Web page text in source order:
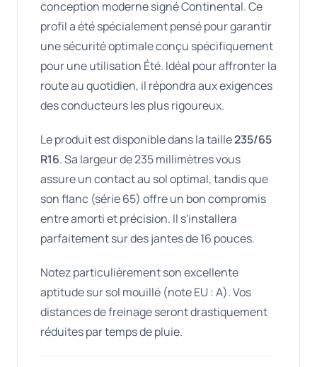
conception moderne signé Continental. Ce
profil a été spécialement pensé pour garantir
une sécurité optimale conçu spécifiquement
pour une utilisation Été. Idéal pour affronter la
route au quotidien, il répondra aux exigences
des conducteurs les plus rigoureux.
Le produit est disponible dans la taille235/65
R16. Sa largeur de 235 millimètres vous
assure un contact au sol optimal, tandis que
son flanc (série 65) offre un bon compromis
entre amorti et précision. Il s'installera
parfaitement sur des jantes de 16 pouces.
Notez particulièrement son excellente
aptitude sur sol mouillé (note EU : A). Vos
distances de freinage seront drastiquement
réduites par temps de pluie.